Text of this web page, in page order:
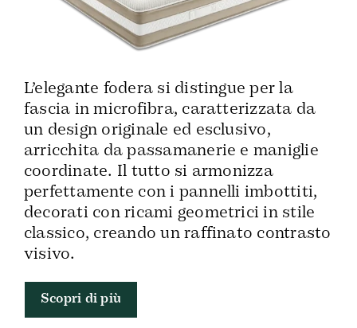
L’elegante fodera si distingue per la
fascia in microfibra, caratterizzata da
un design originale ed esclusivo,
arricchita da passamanerie e maniglie
coordinate. Il tutto si armonizza
perfettamente con i pannelli imbottiti,
decorati con ricami geometrici in stile
classico, creando un raffinato contrasto
visivo.
Scopri di più